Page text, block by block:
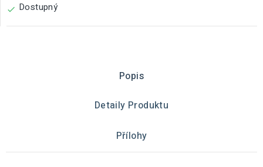
 Dostupný
Popis
Detaily Produktu
Přílohy